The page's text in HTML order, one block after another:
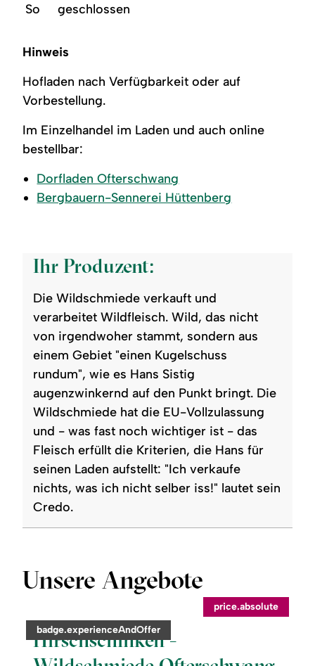
So
geschlossen
Hinweis
Hofladen nach Verfügbarkeit oder auf
Vorbestellung.
Im Einzelhandel im Laden und auch online
bestellbar:
Dorfladen Ofterschwang
Bergbauern-Sennerei Hüttenberg
Ihr Produzent:
Die Wildschmiede verkauft und
verarbeitet Wildfleisch. Wild, das nicht
von irgendwoher stammt, sondern aus
einem Gebiet "einen Kugelschuss
rundum", wie es Hans Sistig
augenzwinkernd auf den Punkt bringt. Die
Wildschmiede hat die EU-Vollzulassung
und - was fast noch wichtiger ist - das
Fleisch erfüllt die Kriterien, die Hans für
seinen Laden aufstellt: "Ich verkaufe
nichts, was ich nicht selber iss!" lautet sein
Credo.
Unsere Angebote
category:
badge.experienceAndOffer
price.absolute
Hirschschinken -
readmore:
Hirschschinken